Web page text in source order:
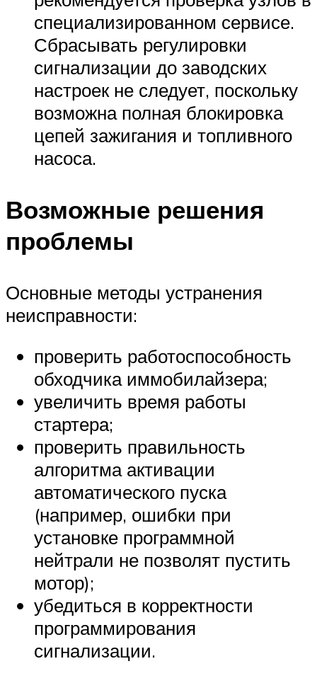
специализированном сервисе.
Сбрасывать регулировки
сигнализации до заводских
настроек не следует, поскольку
возможна полная блокировка
цепей зажигания и топливного
насоса.
Возможные решения
проблемы
Основные методы устранения
неисправности:
проверить работоспособность
обходчика иммобилайзера;
увеличить время работы
стартера;
проверить правильность
алгоритма активации
автоматического пуска
(например, ошибки при
установке программной
нейтрали не позволят пустить
мотор);
убедиться в корректности
программирования
сигнализации.